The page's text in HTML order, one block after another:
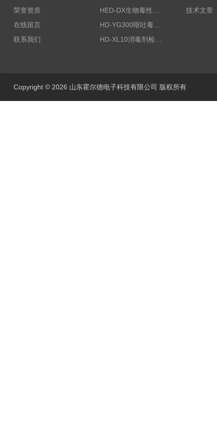
荣誉资质
在线留言
联系我们
技术文章
Copyright © 2026 山东霍尔德电子科技有限公司 版权所有